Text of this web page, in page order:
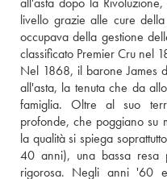
livello grazie alle cure
occupava della gestione
classificato Premier Cru nel
Nel 1868, il barone James
all'asta, la tenuta che da
famiglia. Oltre al suo
profonde, che poggiano su
la qualità si spiega
40 anni), una bassa resa
rigorosa. Negli anni '60